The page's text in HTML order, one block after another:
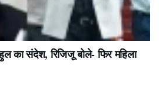
का संदेश, रिजिजू बोले- फिर महिला